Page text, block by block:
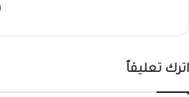
اترك تعليقاً